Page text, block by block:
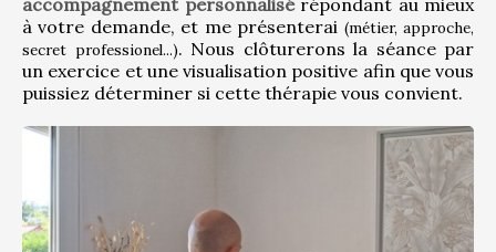
accompagnement personnalisé répondant au mieux
à votre demande, et me présenterai (métier, approche,
secret professionel...). Nous clôturerons la séance par
un exercice et une visualisation positive afin que vous
puissiez déterminer si cette thérapie vous convient.